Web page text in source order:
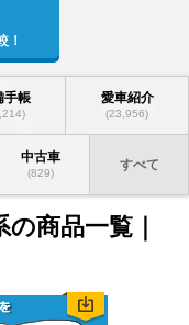
！
手帳 愛車紹介
(23,956)
中古車
(829)
すべて
商品一覧｜